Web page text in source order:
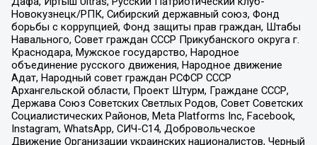
Новокузнецк/РПК, Сибирский державный союз, Фонд
борьбы с коррупцией, Фонд защиты прав граждан, Штабы
Навального, Совет граждан СССР Прикубанского округа г.
Краснодара, Мужское государство, Народное
объединение русского движения, Народное движение
Адат, Народный совет граждан РСФСР СССР
Архангельской области, Проект Штурм, Граждане СССР,
Держава Союз Советских Светлых Родов, Совет Советских
Социалистических Районов, Meta Platforms Inc, Facebook,
Instagram, WhatsApp, СИЧ-С14, Добровольческое
Движение Организации украинских националистов, Черный